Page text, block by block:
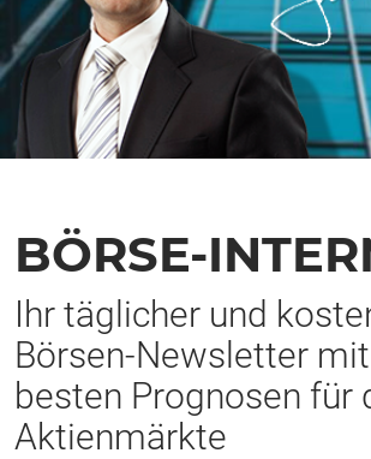
BÖRSE-
Ihr täglicher und
Börsen-Newsletter
besten Prognosen für
Aktienmärkte